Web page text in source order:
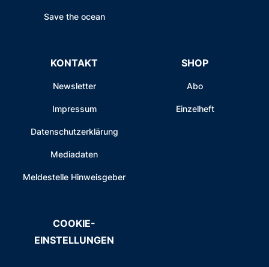
Save the ocean
KONTAKT
Newsletter
Impressum
Datenschutzerklärung
Mediadaten
Meldestelle Hinweisgeber
SHOP
Abo
Einzelheft
COOKIE-
EINSTELLUNGEN